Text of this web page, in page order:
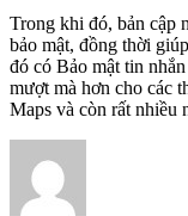
Trong khi đó, bản cập
bảo mật, đồng thời
đó có Bảo mật tin
mượt mà hơn cho các
Maps và còn rất nhiều